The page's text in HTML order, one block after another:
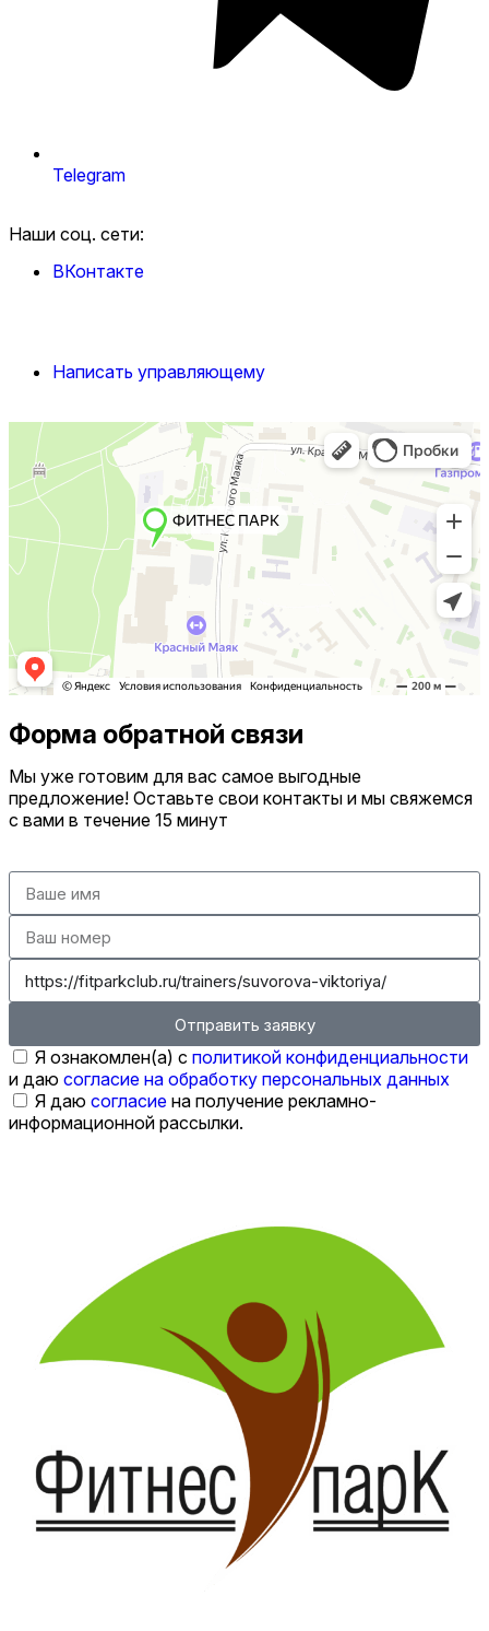
Telegram
Наши соц. сети:
ВКонтакте
Написать управляющему
Форма обратной связи
Мы уже готовим для вас самое выгодные
предложение! Оставьте свои контакты и мы свяжемся
с вами в течение 15 минут
Отправить заявку
Я ознакомлен(а) с политикой конфиденциальности
и даю согласие на обработку персональных данных
Я даю согласие на получение рекламно-
информационной рассылки.